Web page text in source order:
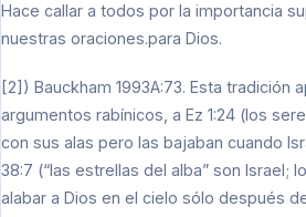
Hace callar a todos por la importancia
nuestras oraciones.para Dios.
[2]) Bauckham 1993A:73. Esta tradición
argumentos rabínicos, a Ez 1:24 (los
con sus alas pero las bajaban cuando
38:7 (“las estrellas del alba” son Israel;
alabar a Dios en el cielo sólo después